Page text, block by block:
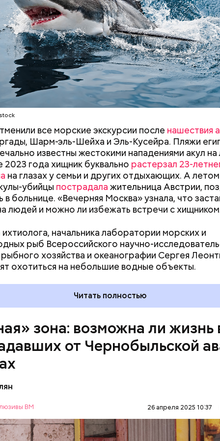
все морские экскурсии после нашествия
Шарм-эль-Шейха и Эль-Кусейра. Пляжи
известны жестокими нападениями акул
2023 года хищник буквально растерзал 23-
на глазах у семьи и других отдыхающих. А
убийцы пострадала жительница Австрии,
в больнице. «Вечерняя Москва» узнала, что
людей и можно ли избежать встречи с
начальника лаборатории морских и
рыб Всероссийского научно-
хозяйства и океанографии Сергея
охотиться на небольшие водные объекты.
рыб, — сказал собеседник «ВМ».
Читать полностью
СМЕРТЬ РЫБА
зона: возможна ли жизнь
от Чернобыльской
ВМ 26 апреля 2025 10:37
зоны отчуждения составляет примерно
большие, экскурсионные группы
на автобусе. Проезжают вглубь леса,
по одичавшим местам, где начинается самая
— в зависимости от того, какие события
нобелевские лауреаты и специалисты по
из экспертного совета «Бюллетеня ученых-
решение о переводе стрелки. Например, в
на полминуты вперед послужили как
отношения между ядерными державами,
сокращении выбросов углекислого газа, так и
во всем мире и отрицание изменения климата.
дня — прибыльный проект
Как поменять батареи дома и
не получить штраф
Как получить
трудной
претендовать и
документы